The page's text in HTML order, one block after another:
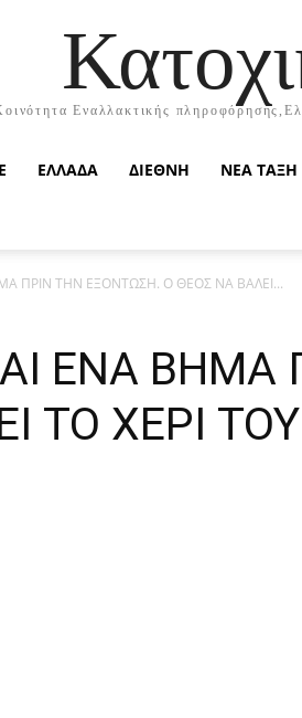
Εναλλακτικής
ΕΛΛΑΔΑ ΔΙΕΘΝΗ ΝΕΑ
ΠΡΙΝ ΤΗΝ ΕΞΟΝΤΩΣΗ. Ο ΘΕΟΣ ΝΑ ΒΑΛΕΙ...
ΕΝΑ
ΤΟ ΧΕΡΙ